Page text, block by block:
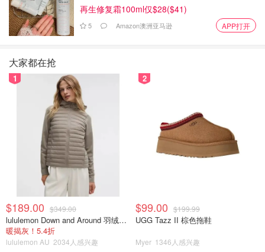
再生修复霜100ml仅$28($41)
5 Amazon澳洲亚马逊 APP打开
大家都在抢
1
$189.00 $349.00
lululemon Down and Around 羽绒夹克
暖揭灰！5.4折
lululemon AU 2034人感兴趣
2
$99.00 $199.99
UGG Tazz II 棕色拖鞋
Myer 1346人感兴趣